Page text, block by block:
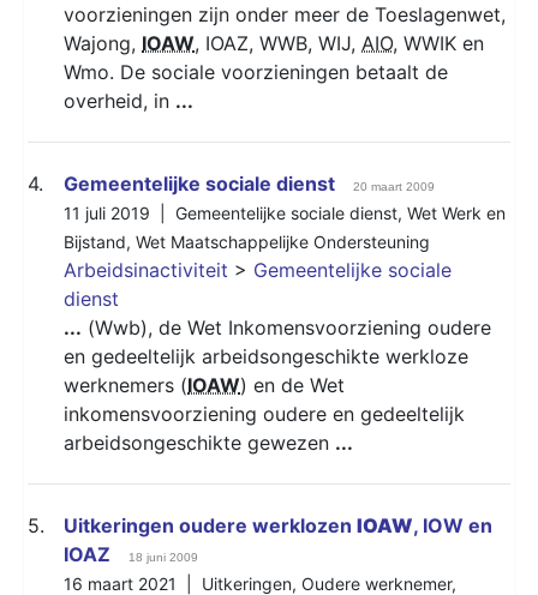
voorzieningen zijn onder meer de Toeslagenwet,
Wajong, IOAW, IOAZ, WWB, WIJ, AIO, WWIK en
Wmo. De sociale voorzieningen betaalt de
overheid, in ...
4. Gemeentelijke sociale dienst 20 maart 2009
11 juli 2019 | Gemeentelijke sociale dienst, Wet Werk en
Bijstand, Wet Maatschappelijke Ondersteuning
Arbeidsinactiviteit > Gemeentelijke sociale
dienst
... (Wwb), de Wet Inkomensvoorziening oudere
en gedeeltelijk arbeidsongeschikte werkloze
werknemers (IOAW) en de Wet
inkomensvoorziening oudere en gedeeltelijk
arbeidsongeschikte gewezen ...
5. Uitkeringen oudere werklozen IOAW, IOW en
IOAZ
18 juni 2009
16 maart 2021 | Uitkeringen, Oudere werknemer,